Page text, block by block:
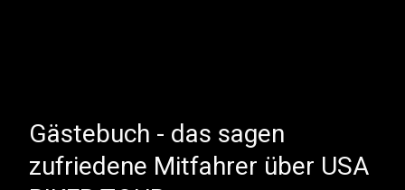
Gästebuch - das sagen
zufriedene Mitfahrer über USA